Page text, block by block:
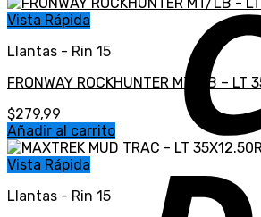
Vista Rápida
Llantas - Rin 15
FRONWAY ROCKHUNTER MT/LB – LT
$279,99
Añadir al carrito
Vista Rápida
Llantas - Rin 15